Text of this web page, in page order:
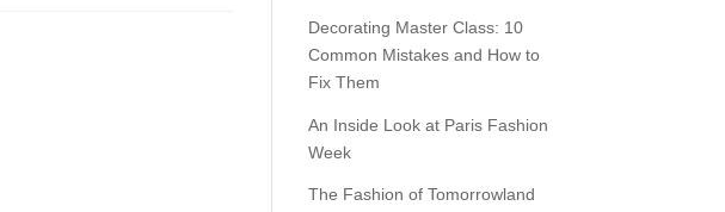
Decorating Master Class: 10
Common Mistakes and How to
Fix Them
An Inside Look at Paris Fashion
Week
The Fashion of Tomorrowland